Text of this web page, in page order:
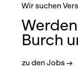
Wir suchen
Burch
zu den Jobs→